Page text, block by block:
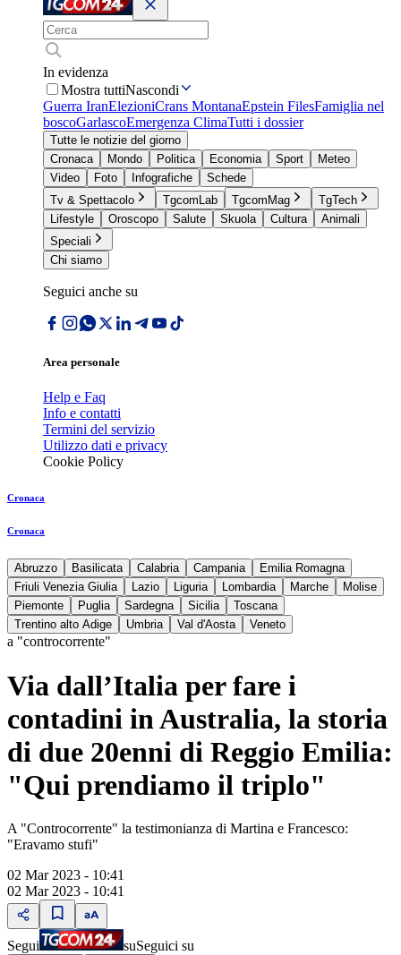
In evidenza
Mostra tuttiNascondi
Guerra IranElezioniCrans MontanaEpstein FilesFamiglia nel
boscoGarlascoEmergenza ClimaTutti i dossier
Tutte le notizie del giorno
Cronaca
Mondo Politica Economia Sport
Meteo
Video
Foto Infografiche
Schede
Tv & Spettacolo
TgcomLab TgcomMag
TgTech
Lifestyle
Oroscopo Salute Skuola Cultura
Animali
Speciali
Chi siamo
Seguici anche su
Area personale
Help e Faq
Info e contatti
Termini del servizio
Utilizzo dati e privacy
Cookie Policy
Cronaca
Cronaca
Abruzzo Basilicata Calabria Campania
Emilia Romagna
Friuli Venezia Giulia
Lazio Liguria Lombardia Marche
Molise
Piemonte
Puglia Sardegna Sicilia
Toscana
Trentino alto Adige
Umbria Val d'Aosta Veneto
a "controcorrente"
Via dall’Italia per fare i
contadini in Australia, la storia
di due 20enni di Reggio Emilia:
"Qui prendiamo il triplo"
A "Controcorrente" la testimonianza di Martina e Francesco:
"Eravamo stufi"
02 Mar 2023 - 10:41
02 Mar 2023 - 10:41
Segui suSeguici su